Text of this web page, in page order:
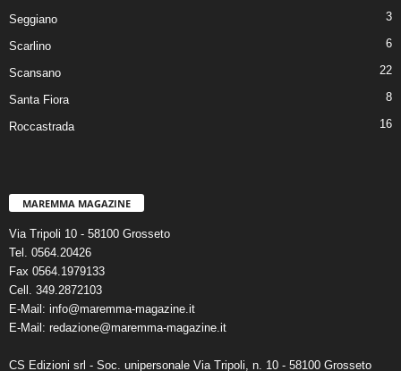
Seggiano 3
Scarlino 6
Scansano 22
Santa Fiora 8
Roccastrada 16
MAREMMA MAGAZINE
Via Tripoli 10 - 58100 Grosseto
Tel. 0564.20426
Fax 0564.1979133
Cell. 349.2872103
E-Mail: info@maremma-magazine.it
E-Mail: redazione@maremma-magazine.it
CS Edizioni srl - Soc. unipersonale Via Tripoli, n. 10 - 58100 Grosseto